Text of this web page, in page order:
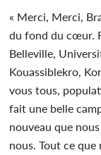
« Merci, Merci,
du fond du cœur.
Belleville,
Kouassiblekro,
vous tous,
fait une belle
nouveau que
nous. Tout ce